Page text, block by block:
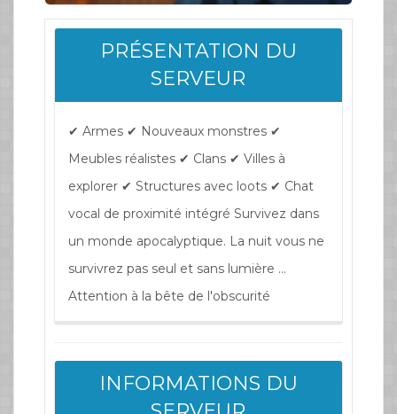
PRÉSENTATION DU
SERVEUR
✔ Armes ✔ Nouveaux monstres ✔
Meubles réalistes ✔ Clans ✔ Villes à
explorer ✔ Structures avec loots ✔ Chat
vocal de proximité intégré Survivez dans
un monde apocalyptique. La nuit vous ne
survivrez pas seul et sans lumière ...
Attention à la bête de l'obscurité
INFORMATIONS DU